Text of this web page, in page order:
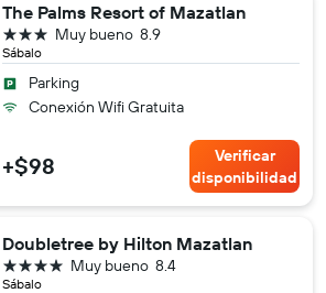
The Palms Resort of Mazatlan
Sábalo
8.9
Muy bueno
3 estrellas
Parking
Conexión Wifi Gratuita
+$98
Verificar
disponibilidad
Doubletree by Hilton Mazatlan
Sábalo
8.4
Muy bueno
4 estrellas